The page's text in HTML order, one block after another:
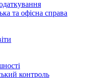
та офісна справа
контроль